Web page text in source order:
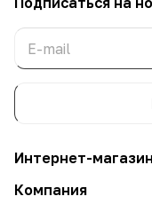
Интернет-магазин
Компания